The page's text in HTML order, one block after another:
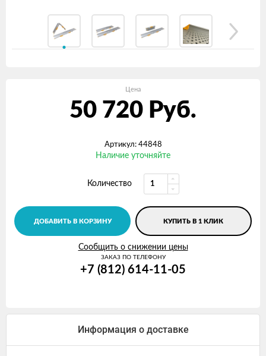
Цена
50 720 Руб.
Артикул: 44848
Наличие уточняйте
Количество
ДОБАВИТЬ В КОРЗИНУ КУПИТЬ В 1 КЛИК
Сообщить о снижении цены
ЗАКАЗ ПО ТЕЛЕФОНУ
+7 (812) 614-11-05
Информация о доставке